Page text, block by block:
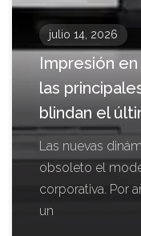
julio 14, 2026
Impresión
las
blindan el
Las nuevas
obsoleto el
corporativa. Por
un